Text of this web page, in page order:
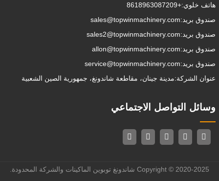
هاتف خلوي:+8618963087209
صندوق بريد:sales@topwinmachinery.com
صندوق بريد:sales2@topwinmachinery.com
صندوق بريد:allon@topwinmachinery.com
صندوق بريد:service@topwinmachinery.com
عنوان الشركة:مدينة جينان، مقاطعة شاندونغ، جمهورية الصين الشعبية
وسائل التواصل الاجتماعي
Copyright © 2020-2025 شاندونغ توبوين الماكينات والشركة المحدودة.